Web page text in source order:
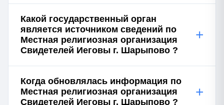
Какой государственный орган
является источником сведений по
Местная религиозная организация
Свидетелей Иеговы г. Шарыпово ?
+
Когда обновлялась информация по
Местная религиозная организация
Свидетелей Иеговы г. Шарыпово ?
+